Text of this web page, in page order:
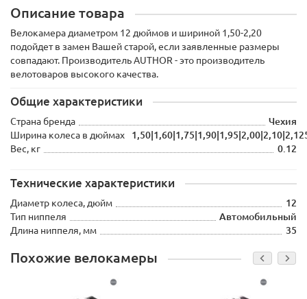
Описание товара
Велокамера диаметром 12 дюймов и шириной 1,50-2,20
подойдет в замен Вашей старой, если заявленные размеры
совпадают. Производитель AUTHOR - это производитель
велотоваров высокого качества.
Общие характеристики
Страна бренда
Чехия
Ширина колеса в дюймах
Вес, кг
0.12
Технические характеристики
Диаметр колеса, дюйм
12
Тип ниппеля
Автомобильный
Длина ниппеля, мм
35
Похожие велокамеры